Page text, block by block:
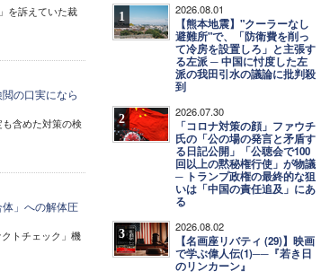
を訴えていた裁
の口実になら
含めた対策の検
」への解体圧
トチェック」機
1 2026.08.01
【熊本地震】"クーラーなし
避難所"で、「防衛費を削っ
て冷房を設置しろ」と主張す
る左派 ─ 中国に忖度した左
派の我田引水の議論に批判殺
到
2 2026.07.30
「コロナ対策の顔」ファウチ
氏の「公の場の発言と矛盾す
る日記公開」「公聴会で100
回以上の黙秘権行使」が物議
─ トランプ政権の最終的な狙
いは「中国の責任追及」にあ
る
3 2026.08.02
【名画座リバティ (29)】映画
で学ぶ偉人伝(1)──『若き日
のリンカーン』